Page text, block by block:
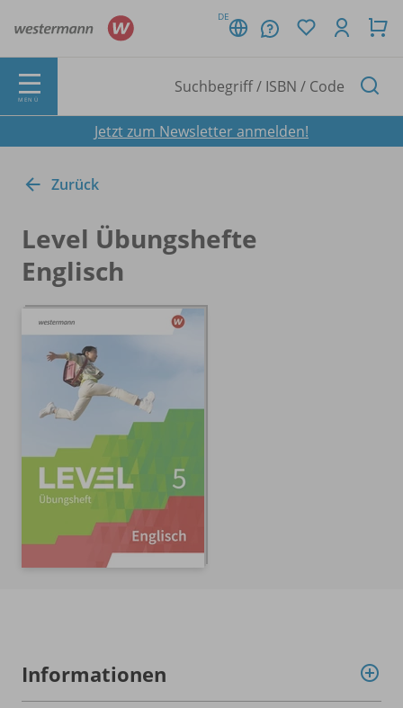
DE
MENÜ
Jetzt zum Newsletter anmelden!
Zurück
Level Übungshefte
Englisch
Informationen